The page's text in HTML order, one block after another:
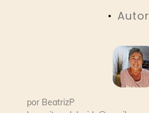
entradas Autor
por BeatrizP